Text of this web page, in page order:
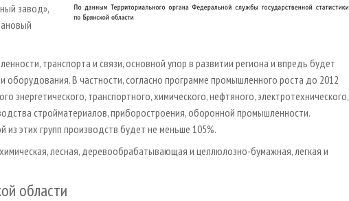
завод»,
транспорта и связи, основной упор в развитии региона и впредь будет
оборудования. В частности, согласно программе промышленного роста до 2012
энергетического, транспортного, химического, нефтяного, электротехнического,
стройматериалов, приборостроения, оборонной промышленности.
этих групп производств будет не меньше 105%.
лесная, деревообрабатывающая и целлюлозно-бумажная, легкая и
области